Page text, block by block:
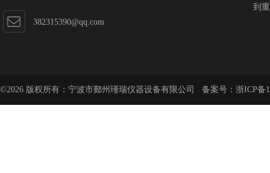
382315390@qq.com
到
©2026 版权所有：宁波市鄞州瑾瑞仪器设备有限公司 备案号： 浙ICP备